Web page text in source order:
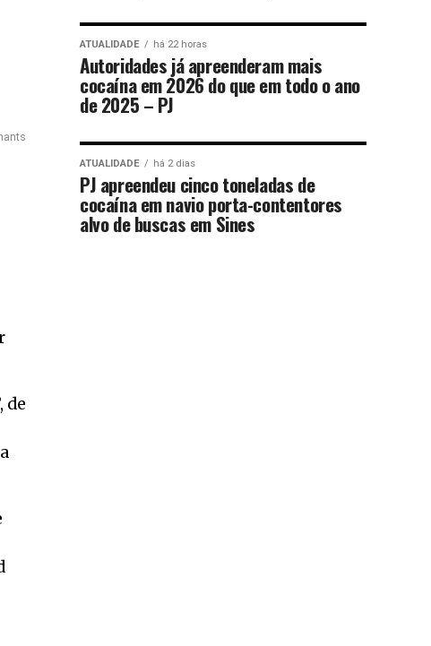
de
ATUALIDADE há 22 horas
Autoridades já apreenderam mais
cocaína em 2026 do que em todo o ano
de 2025 – PJ
ATUALIDADE há 2 dias
PJ apreendeu cinco toneladas de
cocaína em navio porta-contentores
alvo de buscas em Sines